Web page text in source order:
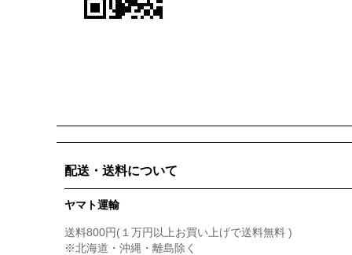
配送・送料について
ヤマト運輸
送料800円(１万円以上お買い上げで送料無料 )
※北海道・沖縄・離島除く